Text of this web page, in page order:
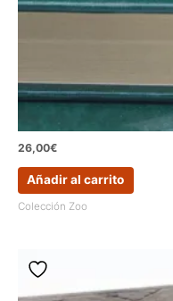
26,00€
Añadir al carrito
Colección Zoo